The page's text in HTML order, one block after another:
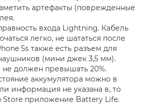
артефакты (поврежденные
входа Lightning. Кабель
легко, не шататься после
5s также есть разъем для
(мини джек 3,5 мм).
не должен превышать 20%.
аккумулятора можно в
информация не указана в, то
Store приложение Battery Life.